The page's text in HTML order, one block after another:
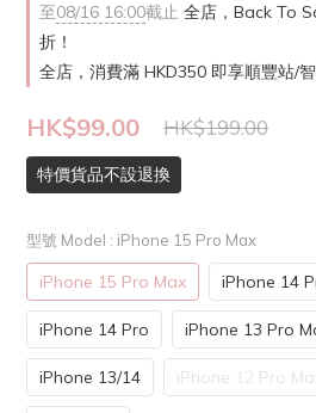
至08/16 16:00截止 全店，Back To
折！
全店，消費滿 HKD350 即享順豐站/
HK$99.00 HK$199.00
特價貨品不設退換
型號 Model : iPhone 15 Pro Max
iPhone 15 Pro Max iPhone 14
iPhone 14 Pro iPhone 13 Pro
iPhone 13/14 iPhone 12 Pro